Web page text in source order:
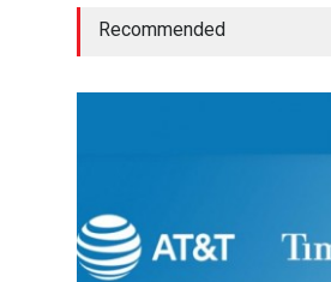
Recommended